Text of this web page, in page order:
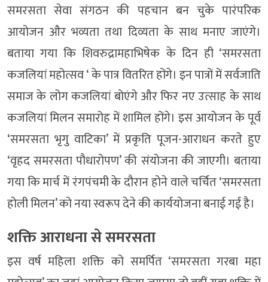
समरसता सेवा संगठन की पहचान बन चुके पारंपरिक
आयोजन और भव्यता तथा दिव्यता के साथ मनाए जाएंगे।
बताया गया कि शिवरुद्रामहाभिषेक के दिन ही ‘समरसता
कजलियां महोत्सव ‘ के पात्र वितरित होंगे। इन पात्रों में सर्वजाति
समाज के लोग कजलियां बोएंगे और फिर नए उत्साह के साथ
कजलियां मिलन समारोह में शामिल होंगे। इस आयोजन के पूर्व
‘समरसता भृगु वाटिका’ में प्रकृति पूजन-आराधन करते हुए
‘वृहद समरसता पौधारोपण’ की संयोजना की जाएगी। बताया
गया कि मार्च में रंगपंचमी के दौरान होने वाले चर्चित ‘समरसता
होली मिलन’ को नया स्वरूप देने की कार्ययोजना बनाई गई है।
शक्ति आराधना से समरसता
इस वर्ष महिला शक्ति को समर्पित ‘समरसता गरबा महा